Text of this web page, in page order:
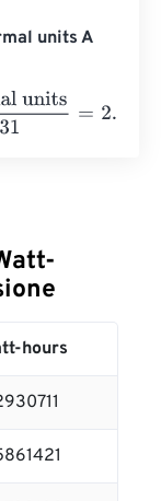
units A
=
hours